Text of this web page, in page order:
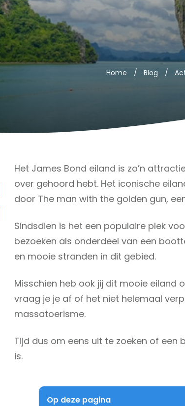
Home / Blog /
Het James Bond eiland is zo’n
over gehoord hebt. Het iconische
door The man with the golden gun,
Sindsdien is het een populaire plek
bezoeken als onderdeel van een
en mooie stranden in dit gebied.
Misschien heb ook jij dit mooie eiland
vraag je je af of het niet helemaal
massatoerisme.
Tijd dus om eens uit te zoeken of een
is.
Op deze pagina